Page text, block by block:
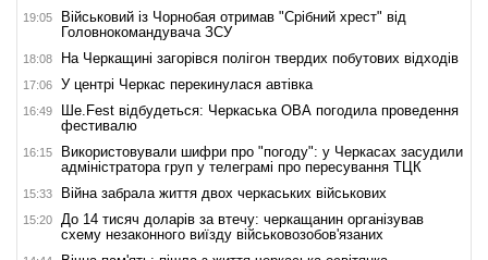
19:05
Військовий із Чорнобая отримав "Срібний хрест" від
Головнокомандувача ЗСУ
18:08 На Черкащині загорівся полігон твердих побутових відходів
17:06 У центрі Черкас перекинулася автівка
16:49
Ше.Fest відбудеться: Черкаська ОВА погодила проведення
фестивалю
16:15
Використовували шифри про "погоду": у Черкасах засудили
адміністратора груп у телеграмі про пересування ТЦК
15:33 Війна забрала життя двох черкаських військових
15:20
До 14 тисяч доларів за втечу: черкащанин організував
схему незаконного виїзду військовозобов'язаних